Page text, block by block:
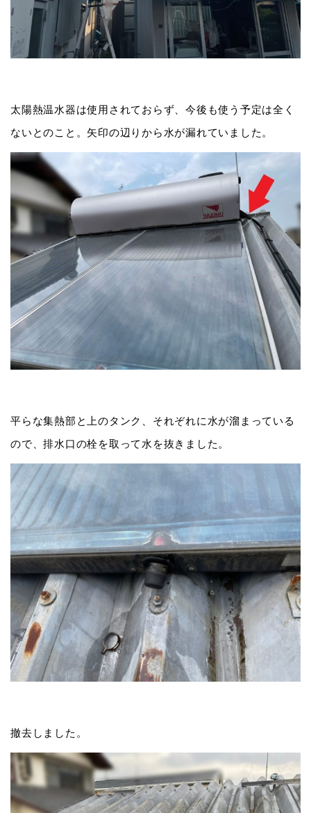
太陽熱温水器は使用されておらず、今後も使う予定は全く
ないとのこと。矢印の辺りから水が漏れていました。
平らな集熱部と上のタンク、それぞれに水が溜まっている
ので、排水口の栓を取って水を抜きました。
撤去しました。